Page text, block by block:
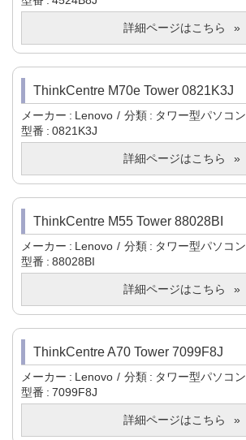
詳細ページはこちら
ThinkCentre M70e Tower 0821K3J
メーカー Lenovo 分類
タワー型パソコン
型番
0821K3J
詳細ページはこちら
ThinkCentre M55 Tower 88028BI
メーカー Lenovo 分類
タワー型パソコン
型番
88028BI
詳細ページはこちら
ThinkCentre A70 Tower 7099F8J
メーカー Lenovo 分類
タワー型パソコン
型番
7099F8J
詳細ページはこちら